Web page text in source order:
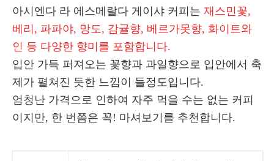
아시엔다 라 에스메랄다 게이샤 커피는 재스민꽃,
베리, 파파야, 망도, 감귤향, 베르가못향, 화이트와
인 등 다양한 향미를 포함합니다.
입안 가득 퍼져오는 꽃향과 과일향으로 입안에서 축
제가 펼쳐진 듯한 느낌이 들정도입니다.
엄청난 가격으로 인하여 자주 먹을 수는 없는 커피
이지만, 한 번쯤은 꼭! 마셔보기를 추천합니다.